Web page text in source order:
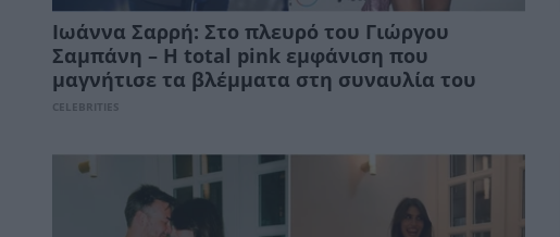
Ιωάννα Σαρρή: Στο πλευρό του Γιώργου
Σαμπάνη – Η total pink εμφάνιση που
μαγνήτισε τα βλέμματα στη συναυλία του
CELEBRITIES